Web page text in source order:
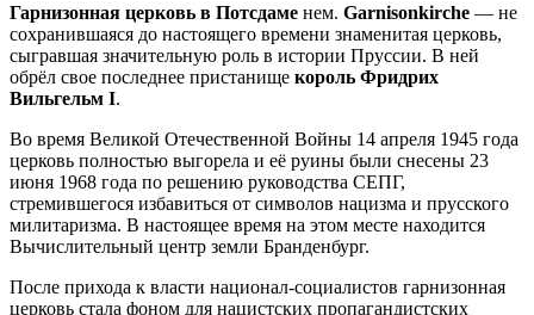
Гарнизонная церковь в Потсдаме нем. Garnisonkirche — не
сохранившаяся до настоящего времени знаменитая церковь,
сыгравшая значительную роль в истории Пруссии. В ней
обрёл свое последнее пристанище король Фридрих
Вильгельм I.
Во время Великой Отечественной Войны 14 апреля 1945 года
церковь полностью выгорела и её руины были снесены 23
июня 1968 года по решению руководства СЕПГ,
стремившегося избавиться от символов нацизма и прусского
милитаризма. В настоящее время на этом месте находится
Вычислительный центр земли Бранденбург.
После прихода к власти национал-социалистов гарнизонная
церковь стала фоном для нацистских пропагандистских